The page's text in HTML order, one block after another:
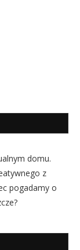
domu.
z
pogadamy o